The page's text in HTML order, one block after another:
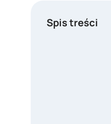
Spis treści